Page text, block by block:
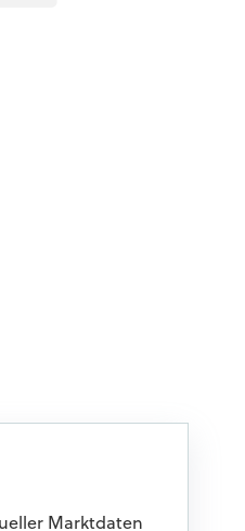
Marktdaten